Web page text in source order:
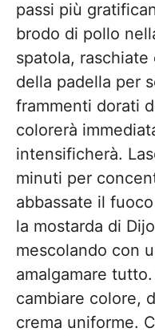
passi più
brodo di pollo
spatola,
della padella per
frammenti dorati
colorerà
intensificherà.
minuti per
abbassate il
la mostarda di
mescolando con
amalgamare
cambiare colore,
crema uniforme.